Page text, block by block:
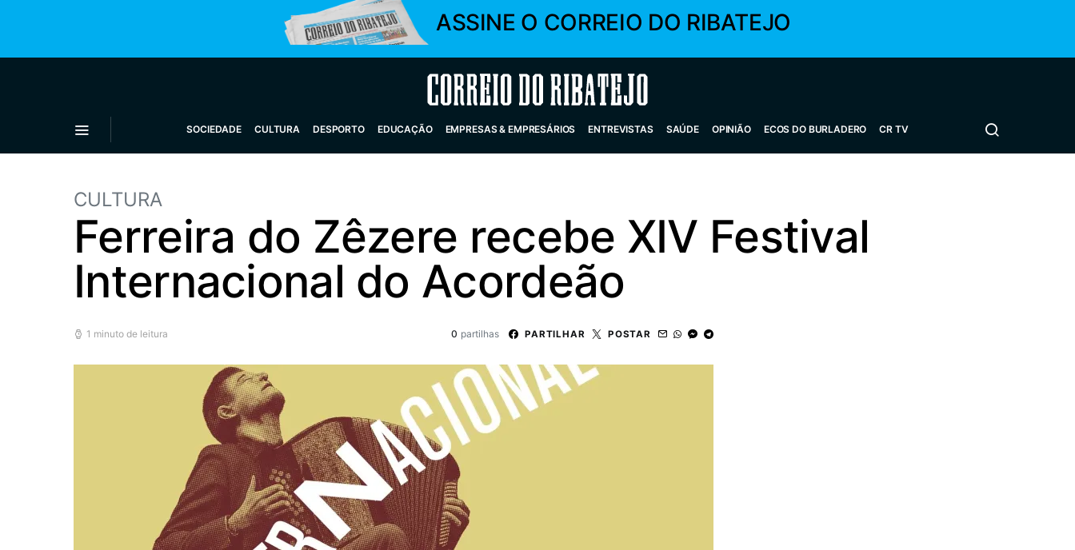
ASSINE O CORREIO DO RIBATEJO
Correio do Ribatejo
SOCIEDADE CULTURA DESPORTO EDUCAÇÃO EMPRESAS & EMPRESÁRIOS ENTREVISTAS SAÚDE OPINIÃO ECOS DO BURLADERO CR TV
CULTURA
Ferreira do Zêzere recebe XIV Festival
Internacional do Acordeão
1 minuto de leitura 0 partilhas PARTILHAR POSTAR